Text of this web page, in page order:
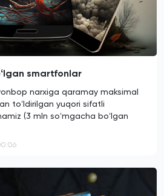
smartfonlar
narxiga qaramay maksimal
toʻldirilgan yuqori sifatli
(3 mln soʻmgacha boʻlgan